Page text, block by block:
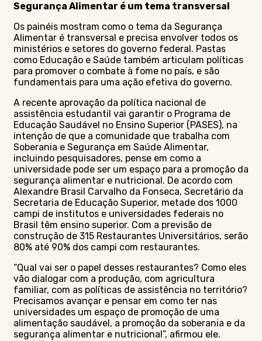
Segurança Alimentar é um tema transversal
Os painéis mostram como o tema da Segurança
Alimentar é transversal e precisa envolver todos os
ministérios e setores do governo federal. Pastas
como Educação e Saúde também articulam políticas
para promover o combate à fome no país, e são
fundamentais para uma ação efetiva do governo.
A recente aprovação da política nacional de
assistência estudantil vai garantir o Programa de
Educação Saudável no Ensino Superior (PASES), na
intenção de que a comunidade que trabalha com
Soberania e Segurança em Saúde Alimentar,
incluindo pesquisadores, pense em como a
universidade pode ser um espaço para a promoção da
segurança alimentar e nutricional. De acordo com
Alexandre Brasil Carvalho da Fonseca, Secretário da
Secretaria de Educação Superior, metade dos 1000
campi de institutos e universidades federais no
Brasil têm ensino superior. Com a previsão de
construção de 315 Restaurantes Universitários, serão
80% até 90% dos campi com restaurantes.
“Qual vai ser o papel desses restaurantes? Como eles
vão dialogar com a produção, com agricultura
familiar, com as políticas de assistência no território?
Precisamos avançar e pensar em como ter nas
universidades um espaço de promoção de uma
alimentação saudável, a promoção da soberania e da
segurança alimentar e nutricional”, afirmou ele.